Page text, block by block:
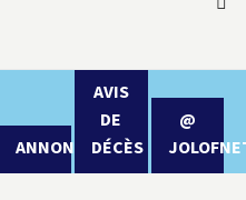
ANNONCES
AVIS
DE
DÉCÈS
@